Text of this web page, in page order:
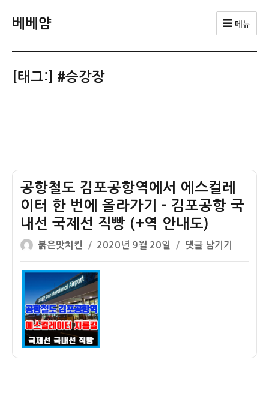
베베얌 메뉴
[태그:] #승강장
공항철도 김포공항역에서 에스컬레
이터 한 번에 올라가기 – 김포공항 국
내선 국제선 직빵 (+역 안내도)
글
쓴
이
붉은맛치킨
작
성
일
자
2020년 9월 20일
공
항
댓글 남기기